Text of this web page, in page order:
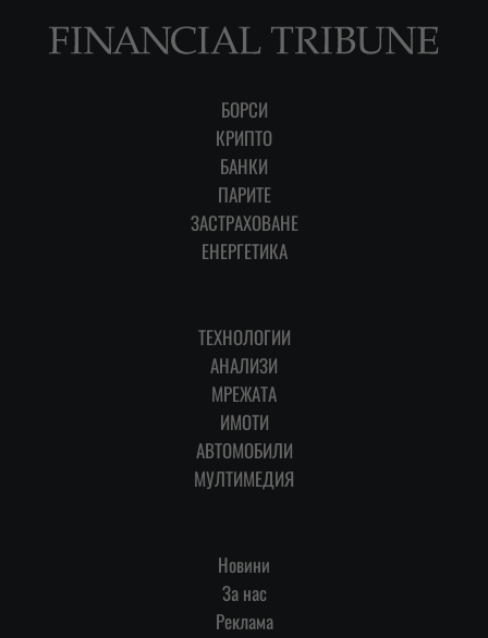
БОРСИ
КРИПТО
БАНКИ
ПАРИТЕ
ЗАСТРАХОВАНЕ
ЕНЕРГЕТИКА
ТЕХНОЛОГИИ
АНАЛИЗИ
МРЕЖАТА
ИМОТИ
АВТОМОБИЛИ
МУЛТИМЕДИЯ
Новини
За нас
Реклама